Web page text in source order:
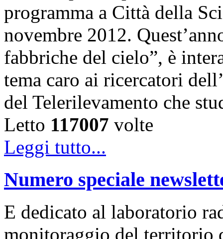
programma a Città della
novembre 2012.
fabbriche del cielo”, è
tema caro ai ricercatori
del Telerilevamento che
Letto 117007 volte
Leggi tutto...
Numero speciale
E dedicato al laboratorio
monitoraggio del